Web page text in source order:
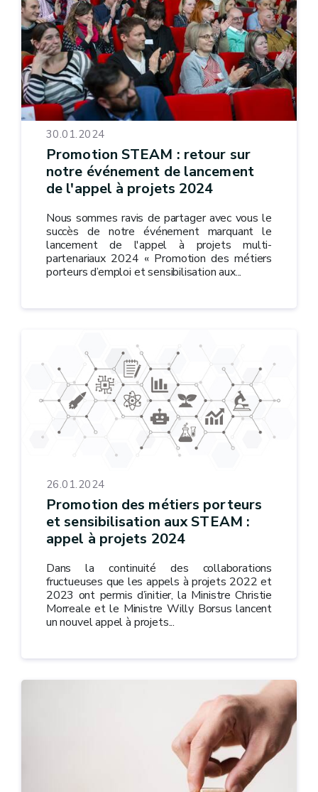
30.01.2024
Promotion STEAM : retour sur
notre événement de lancement
de l'appel à projets 2024
Nous sommes ravis de partager avec vous le
succès de notre événement marquant le
lancement de l'appel à projets multi-
partenariaux 2024 « Promotion des métiers
porteurs d’emploi et sensibilisation aux...
26.01.2024
Promotion des métiers porteurs
et sensibilisation aux STEAM :
appel à projets 2024
Dans la continuité des collaborations
fructueuses que les appels à projets 2022 et
2023 ont permis d’initier, la Ministre Christie
Morreale et le Ministre Willy Borsus lancent
un nouvel appel à projets...